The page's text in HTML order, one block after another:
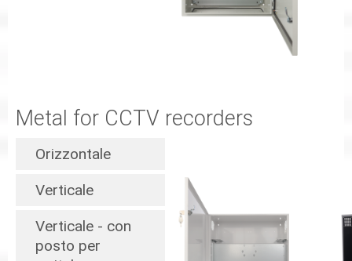
Metal for CCTV recorders
Orizzontale
Verticale
Verticale - con
posto per